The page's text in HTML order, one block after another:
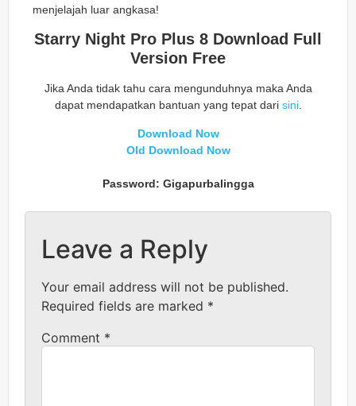
menjelajah luar angkasa!
Starry Night Pro Plus 8 Download Full
Version Free
Jika Anda tidak tahu cara mengunduhnya maka Anda
dapat mendapatkan bantuan yang tepat dari sini.
Download Now
Old Download Now
Password: Gigapurbalingga
Leave a Reply
Your email address will not be published.
Required fields are marked *
Comment *